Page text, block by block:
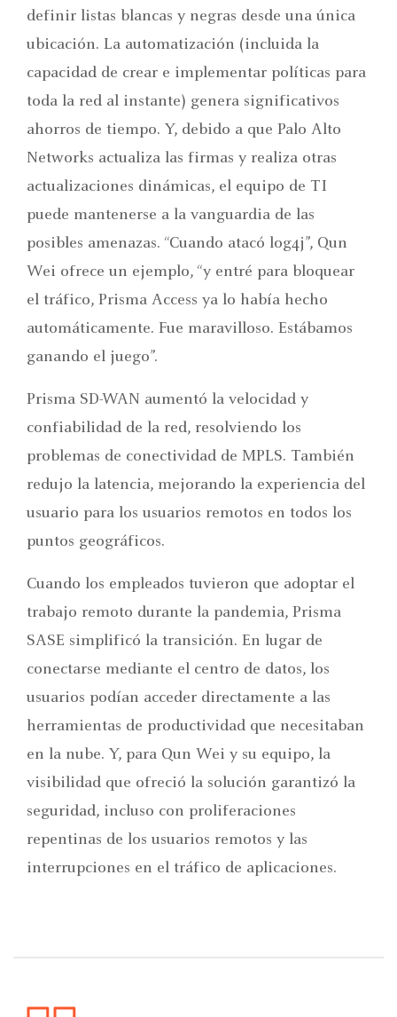
definir listas blancas y negras desde una única
ubicación. La automatización (incluida la
capacidad de crear e implementar políticas para
toda la red al instante) genera significativos
ahorros de tiempo. Y, debido a que Palo Alto
Networks actualiza las firmas y realiza otras
actualizaciones dinámicas, el equipo de TI
puede mantenerse a la vanguardia de las
posibles amenazas. “Cuando atacó log4j”, Qun
Wei ofrece un ejemplo, “y entré para bloquear
el tráfico, Prisma Access ya lo había hecho
automáticamente. Fue maravilloso. Estábamos
ganando el juego”.
Prisma SD-WAN aumentó la velocidad y
confiabilidad de la red, resolviendo los
problemas de conectividad de MPLS. También
redujo la latencia, mejorando la experiencia del
usuario para los usuarios remotos en todos los
puntos geográficos.
Cuando los empleados tuvieron que adoptar el
trabajo remoto durante la pandemia, Prisma
SASE simplificó la transición. En lugar de
conectarse mediante el centro de datos, los
usuarios podían acceder directamente a las
herramientas de productividad que necesitaban
en la nube. Y, para Qun Wei y su equipo, la
visibilidad que ofreció la solución garantizó la
seguridad, incluso con proliferaciones
repentinas de los usuarios remotos y las
interrupciones en el tráfico de aplicaciones.